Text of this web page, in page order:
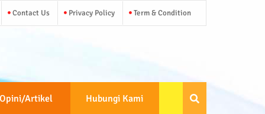
Contact Us Privacy Policy Term & Condition
Opini/Artikel Hubungi Kami